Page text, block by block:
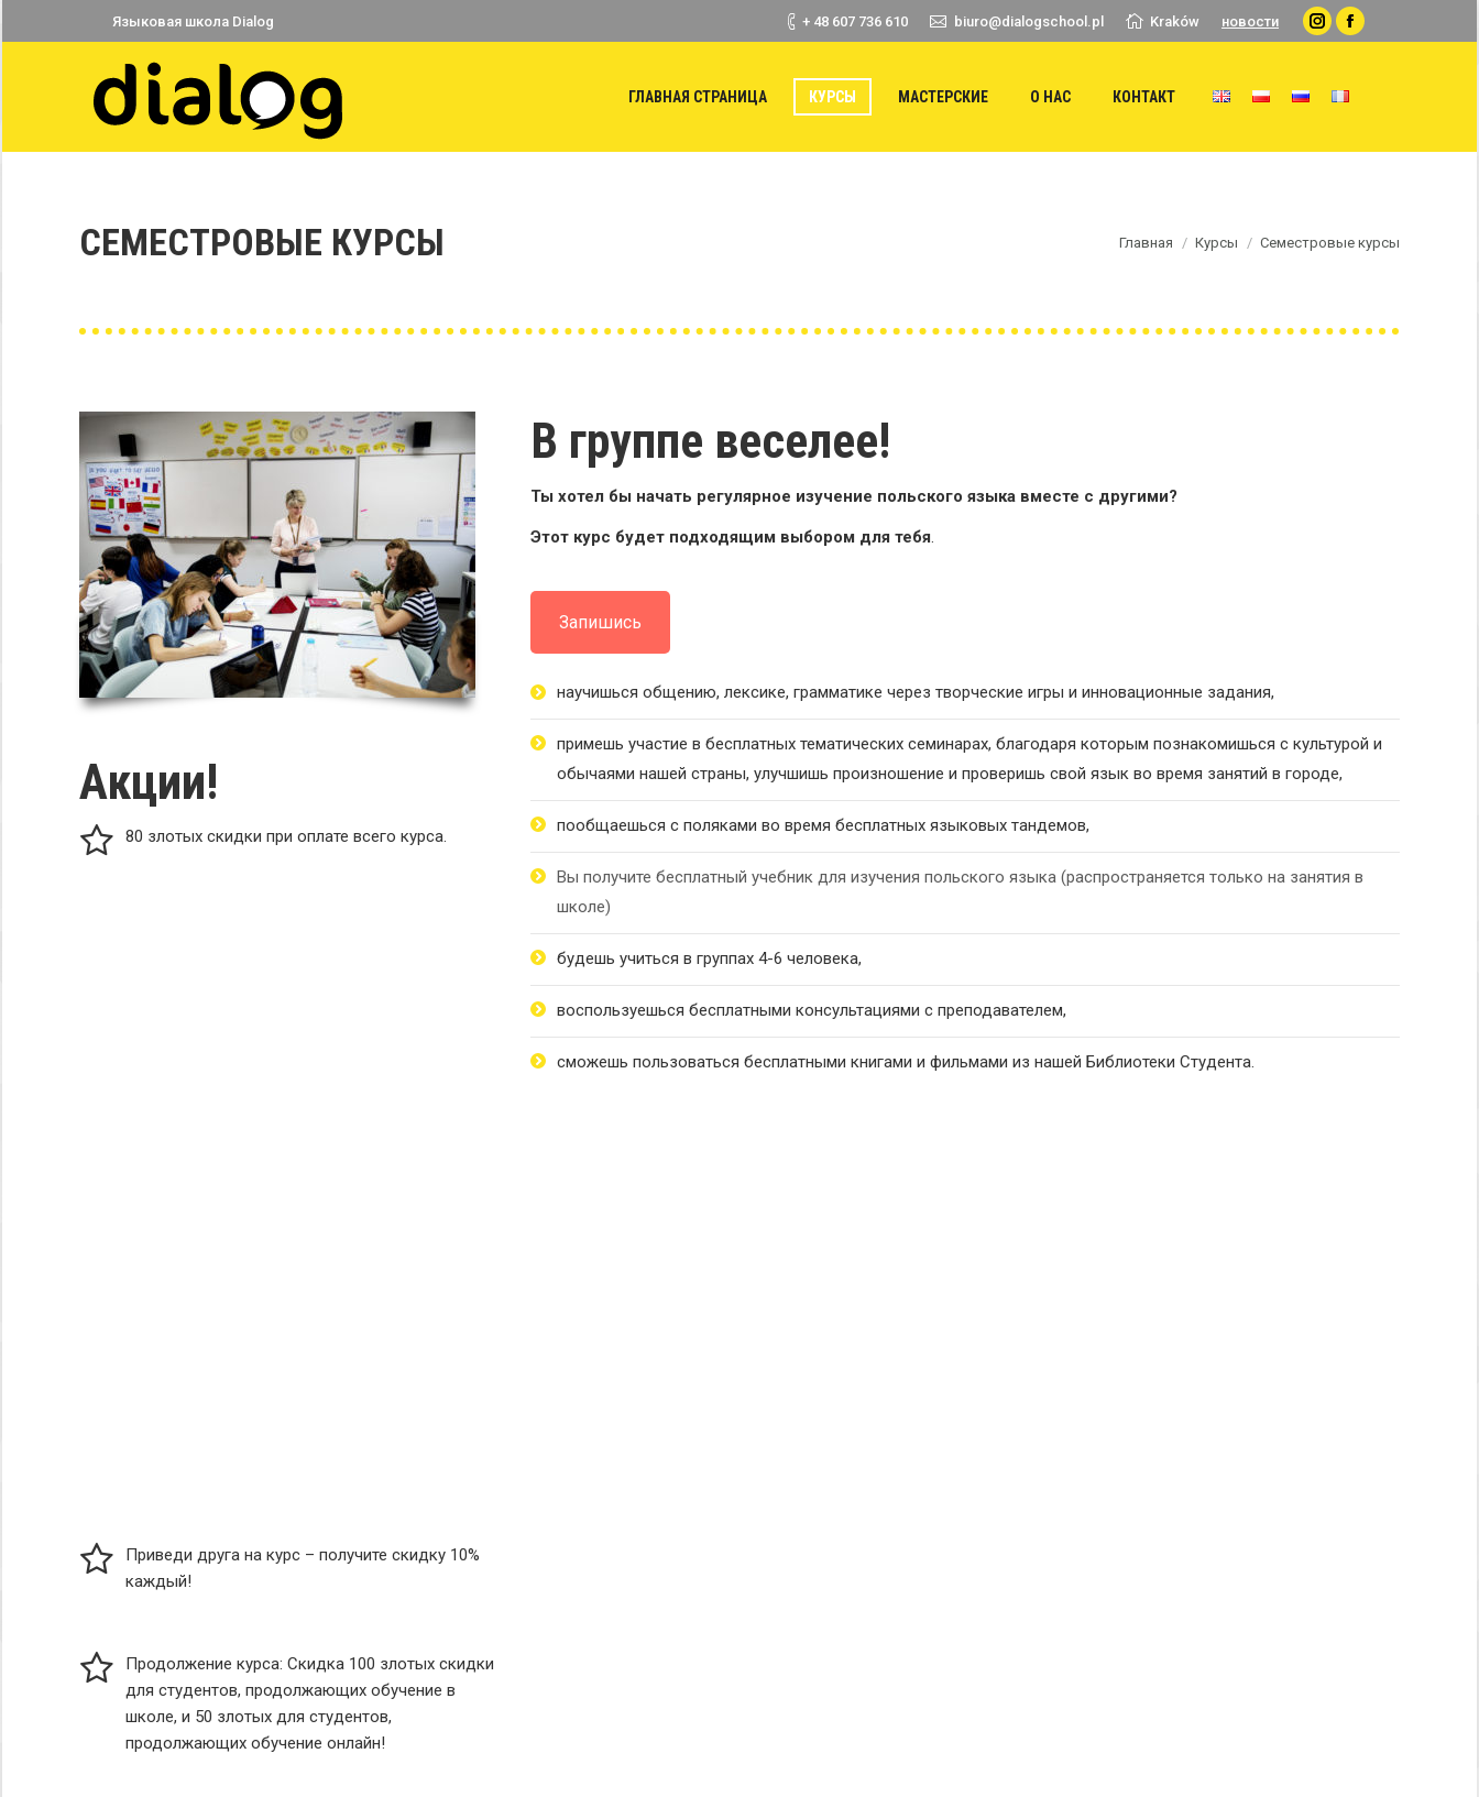
Языковая школа Dialog + 48 607 736 610 biuro@dialogschool.pl Kraków новости
InstagramFacebook
ГЛАВНАЯ СТРАНИЦА КУРСЫ МАСТЕРСКИЕ О НАС КОНТАКТ
СЕМЕСТРОВЫЕ КУРСЫ Главная Курсы Семестровые курсы
Акции!
80 злотых скидки при оплате всего курса.
Приведи друга на курс – получите скидку 10%
каждый!
Продолжение курса: Скидка 100 злотых скидки
для студентов, продолжающих обучение в
школе, и 50 злотых для студентов,
продолжающих обучение онлайн!
В группе веселее!
Ты хотел бы начать регулярное изучение польского языка вместе с другими?
Этот курс будет подходящим выбором для тебя.
Запишись
научишься общению, лексике, грамматике через творческие игры и инновационные задания,
примешь участие в бесплатных тематических семинарах, благодаря которым познакомишься с культурой и
обычаями нашей страны, улучшишь произношение и проверишь свой язык во время занятий в городе,
пообщаешься с поляками во время бесплатных языковых тандемов,
Вы получите бесплатный учебник для изучения польского языка (распространяется только на занятия в
школе)
будешь учиться в группах 4-6 человека,
воспользуешься бесплатными консультациями с преподавателем,
сможешь пользоваться бесплатными книгами и фильмами из нашей Библиотеки Студента.